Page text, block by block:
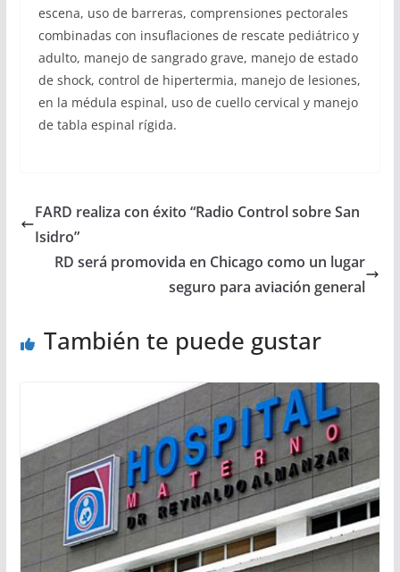
escena, uso de barreras, comprensiones pectorales
combinadas con insuflaciones de rescate pediátrico y
adulto, manejo de sangrado grave, manejo de estado
de shock, control de hipertermia, manejo de lesiones,
en la médula espinal, uso de cuello cervical y manejo
de tabla espinal rígida.
FARD realiza con éxito “Radio Control sobre San
Isidro”
RD será promovida en Chicago como un lugar
seguro para aviación general
También te puede gustar